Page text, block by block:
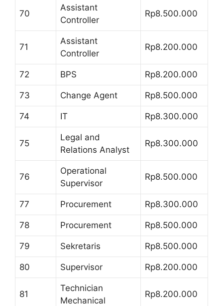
70
Assistant
Controller
Rp8.500.000
71
Assistant
Controller
Rp8.200.000
72 BPS Rp8.200.000
73 Change Agent Rp8.500.000
74 IT Rp8.300.000
75
Legal and
Relations Analyst
Rp8.300.000
76
Operational
Supervisor
Rp8.500.000
77 Procurement Rp8.300.000
78 Procurement Rp8.500.000
79 Sekretaris Rp8.500.000
80 Supervisor Rp8.200.000
81
Technician
Mechanical
Rp8.200.000